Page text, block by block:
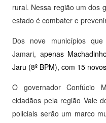
rural. Nessa região um dos
estado é combater e
Dos nove municípios
Jamari, apenas
Jaru (8º BPM), com 15
O governador Confúcio
cidadãos pela região Vale
policiais serão um marco